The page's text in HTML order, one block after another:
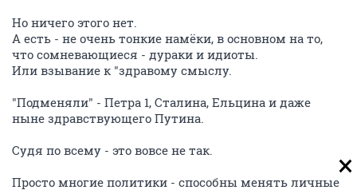
Но ничего этого нет.
А есть - не очень тонкие намёки, в основном на то,
что сомневающиеся - дураки и идиоты.
Или взывание к "здравому смыслу.
"Подменяли" - Петра 1, Сталина, Ельцина и даже
ныне здравствующего Путина.
Судя по всему - это вовсе не так.
Просто многие политики - способны менять личные